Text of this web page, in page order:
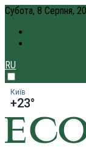
Субота, 8 Серпня,
RU
Київ
+23°